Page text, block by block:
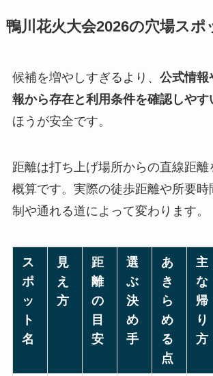
鴨川花火大会2026の穴場スポ
候補を増やしすぎるより、 公式情報
報から存在と利用条件を確認しやす
ほうが安全です。
距離は打ち上げ場所からの直線距離
概算です。実際の徒歩距離や所要時
制や通れる道によって変わります。
ス
ポ
ッ
ト
名
見
え
方
距
離
の
目
安
選
ぶ
決
め
手
あ
き
ら
め
る
点
主
な
帰
り
方